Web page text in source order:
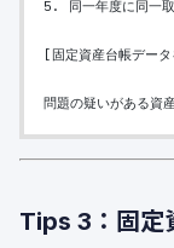
5. 同一年度に同一取
[固定資産台帳デー
問題の疑いがある資
Tips 3：固定